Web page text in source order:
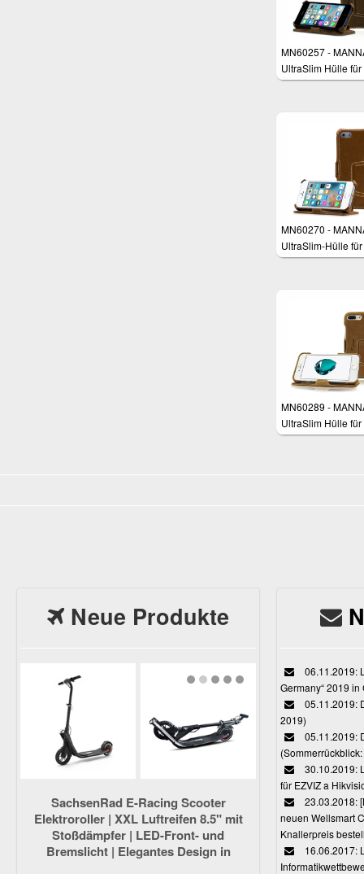
MN60257 -
UltraSlim Hülle für
iPhone SE
MN60270 -
UltraSlim-Hülle für
iPhone SE
MN60289 -
UltraSlim Hülle für
iPhone 7 Plus
Neue Produkte
SachsenRad E-Racing Scooter
Elektroroller | XXL Luftreifen 8.5" mit
Stoßdämpfer | LED-Front- und
Bremslicht | Elegantes Design in
06.11.2019:
Germany“ 2019
05.11.2019:
2019)
05.11.2019:
30.10.2019:
für EZVIZ a
23.03.2018:
neuen Wellsmart
Knallerpreis
16.06.2017: